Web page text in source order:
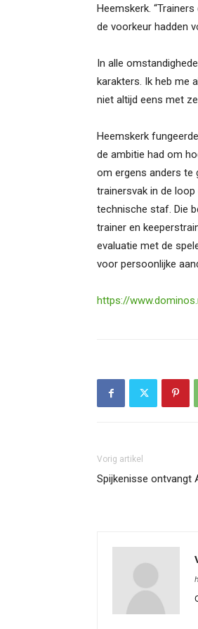
Heemskerk.
de voorkeur hadden
In alle
karakters. Ik heb me
niet altijd eens met
Heemskerk
de ambitie had om
om ergens anders te
trainersvak in de loop
technische staf. Die
trainer en
evaluatie met de
voor persoonlijke
https://
Vorig artikel
Spijkenisse ontvangt